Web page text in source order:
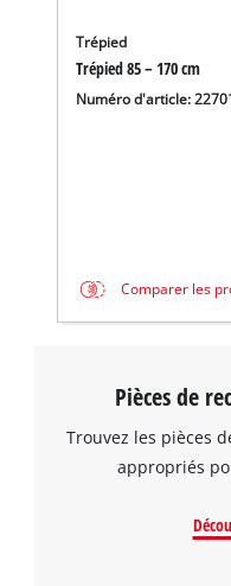
Trépied
Trépied 85 – 170 cm
Numéro d'article:
Comparer les
Pièces de
Trouvez les pièces
appropriés